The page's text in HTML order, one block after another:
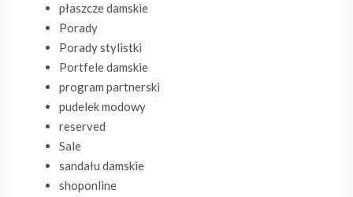
płaszcze damskie
Porady
Porady stylistki
Portfele damskie
program partnerski
pudelek modowy
reserved
Sale
sandału damskie
shoponline